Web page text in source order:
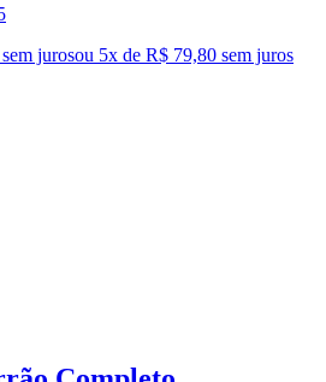
jurosou 5x de R$ 79,80 sem juros